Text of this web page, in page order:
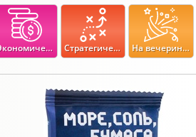
Экономические Стратегические На вечеринку